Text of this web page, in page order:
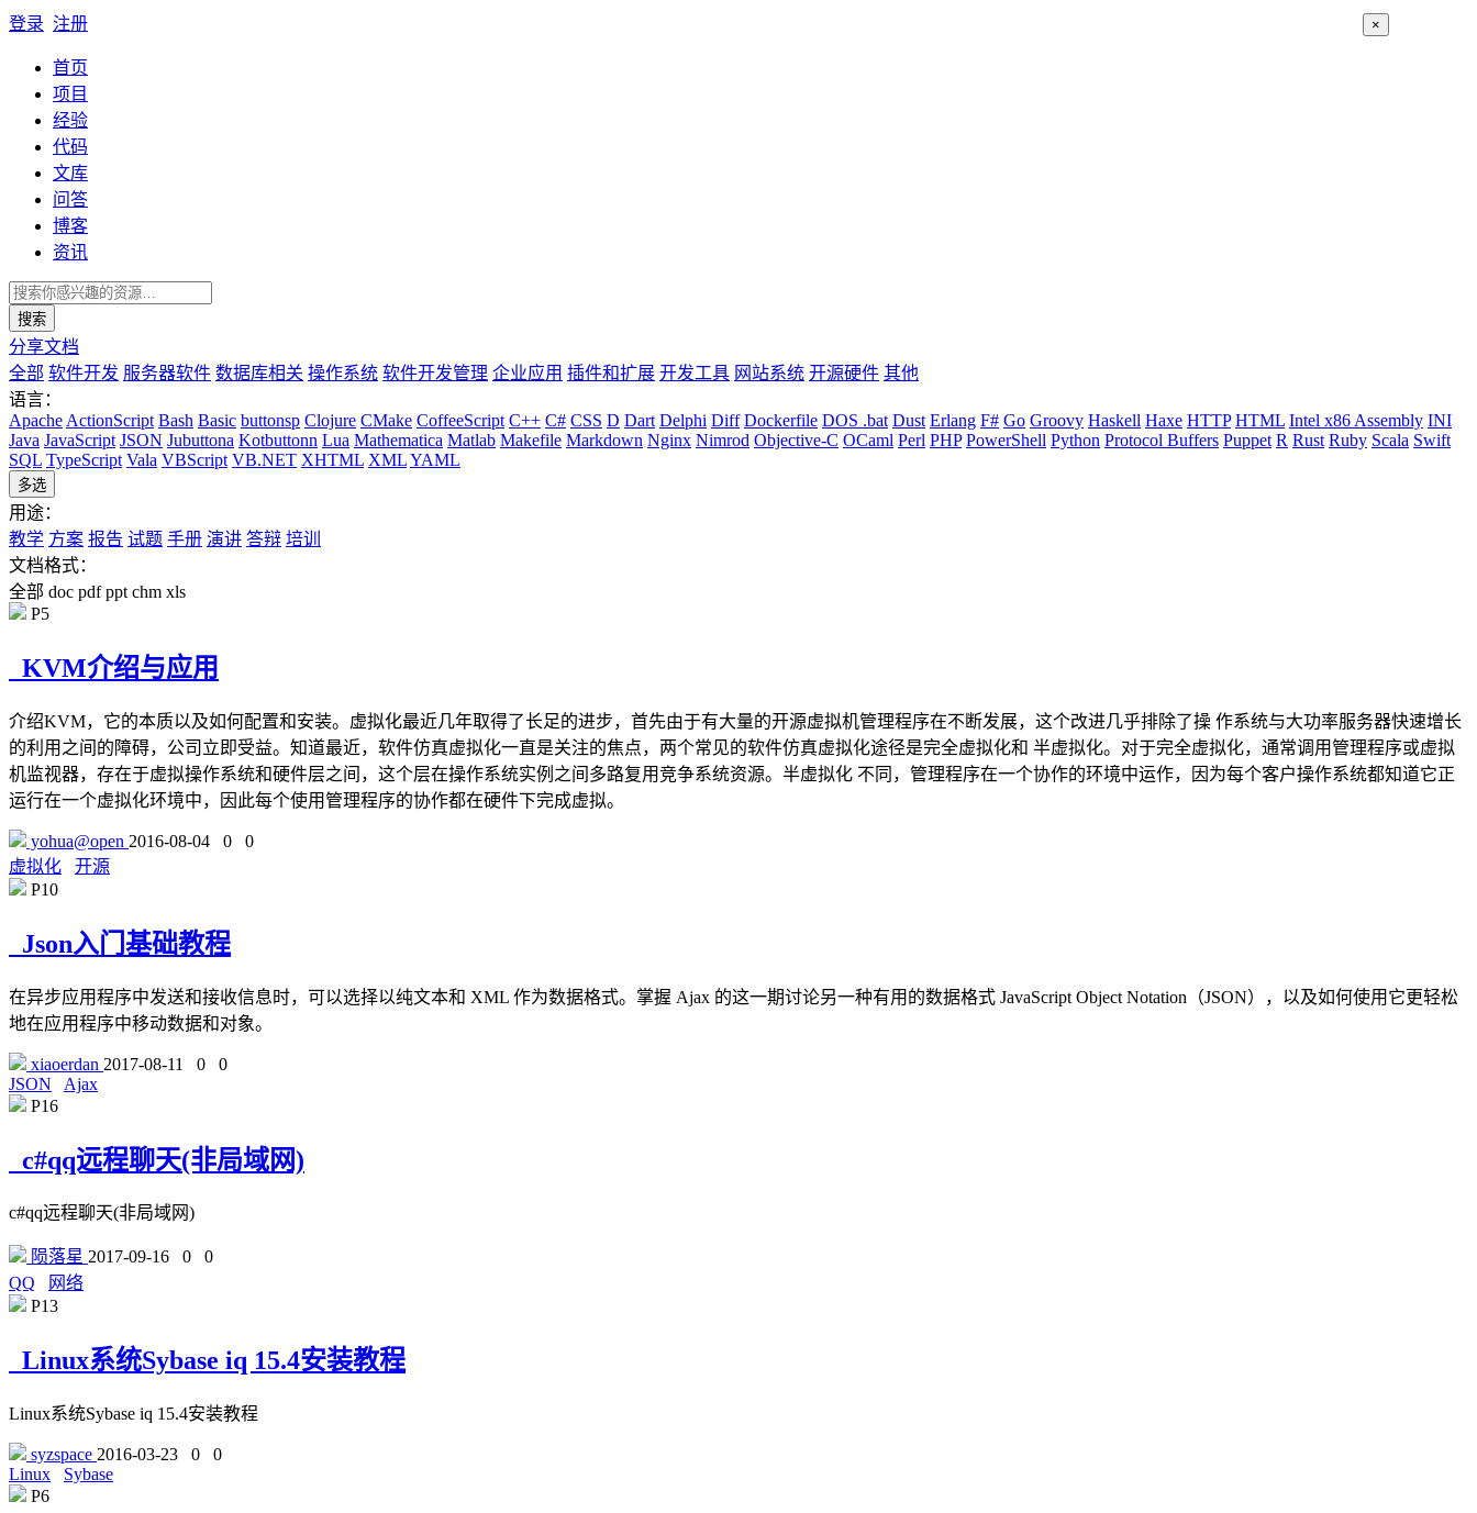
登录 注册
首页
项目
经验
代码
文库
问答
博客
资讯
×
搜索
分享文档
全部 软件开发 服务器软件 数据库相关 操作系统 软件开发管理 企业应用 插件和扩展 开发工具 网站系统 开源硬件 其他
语言：
Apache ActionScript Bash Basic buttonsp Clojure CMake CoffeeScript C++ C# CSS D Dart Delphi Diff Dockerfile DOS .bat Dust Erlang F# Go Groovy Haskell Haxe HTTP HTML Intel x86 Assembly INI
Java JavaScript JSON Jubuttona Kotbuttonn Lua Mathematica Matlab Makefile Markdown Nginx Nimrod Objective-C OCaml Perl PHP PowerShell Python Protocol Buffers Puppet R Rust Ruby Scala Swift
SQL TypeScript Vala VBScript VB.NET XHTML XMLYAML
多选
用途：
教学 方案 报告 试题 手册 演讲 答辩 培训
文档格式：
全部 doc pdf ppt chm xls
P5
KVM介绍与应用
介绍KVM，它的本质以及如何配置和安装。虚拟化最近几年取得了长足的进步，首先由于有大量的开源虚拟机管理程序在不断发展，这个改进几乎排除了操 作系统与大功率服务器快速增长
的利用之间的障碍，公司立即受益。知道最近，软件仿真虚拟化一直是关注的焦点，两个常见的软件仿真虚拟化途径是完全虚拟化和 半虚拟化。对于完全虚拟化，通常调用管理程序或虚拟
机监视器，存在于虚拟操作系统和硬件层之间，这个层在操作系统实例之间多路复用竞争系统资源。半虚拟化 不同，管理程序在一个协作的环境中运作，因为每个客户操作系统都知道它正
运行在一个虚拟化环境中，因此每个使用管理程序的协作都在硬件下完成虚拟。
yohua@open 2016-08-04 0
0
虚拟化
开源
P10
Json入门基础教程
在异步应用程序中发送和接收信息时，可以选择以纯文本和 XML 作为数据格式。掌握 Ajax 的这一期讨论另一种有用的数据格式 JavaScript Object Notation（JSON），以及如何使用它更轻松
地在应用程序中移动数据和对象。
xiaoerdan 2017-08-11 0
0
JSON
Ajax
P16
c#qq远程聊天(非局域网)
c#qq远程聊天(非局域网)
陨落星 2017-09-16 0
0
QQ
网络
P13
Linux系统Sybase iq 15.4安装教程
Linux系统Sybase iq 15.4安装教程
syzspace 2016-03-23 0
0
Linux
Sybase
P6